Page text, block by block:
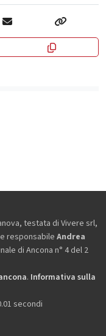
testata di Vivere srl,
responsabile Andrea
di Ancona n° 4 del 2
. Informativa sulla
secondi